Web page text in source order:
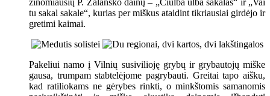
žinomiausių P. Zalansko dainų – „Čiulba ulba sakalas“ ir „Vai
tu sakal sakale“, kurias per miškus ataidint tikriausiai girdėjo ir
gretimi kaimai.
Pakeliui namo į Vilnių susivilioję grybų ir grybautojų miške
gausa, trumpam stabtelėjome pagrybauti. Greitai tapo aišku,
kad ratiliokams ne gėrybes rinkti, o minkštomis samanomis